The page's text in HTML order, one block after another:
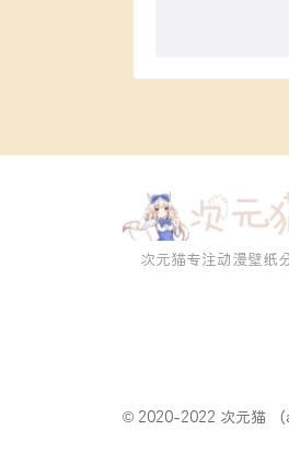
次元猫专注动漫壁纸
© 2020-2022 次元猫 （